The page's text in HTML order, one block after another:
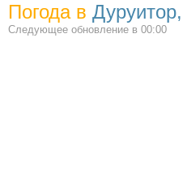
Погода в
Следующее обновление в 00:00